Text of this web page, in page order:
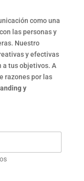
como una
las personas y
Nuestro
y efectivas
a tus objetivos. A
razones por las
y